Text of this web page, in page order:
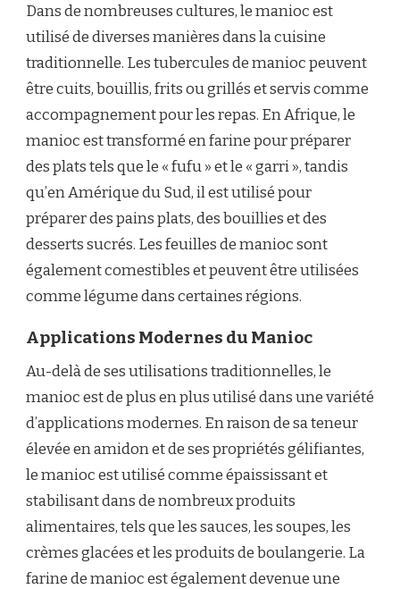
Dans de nombreuses cultures, le manioc est
utilisé de diverses manières dans la cuisine
traditionnelle. Les tubercules de manioc peuvent
être cuits, bouillis, frits ou grillés et servis comme
accompagnement pour les repas. En Afrique, le
manioc est transformé en farine pour préparer
des plats tels que le « fufu » et le « garri », tandis
qu’en Amérique du Sud, il est utilisé pour
préparer des pains plats, des bouillies et des
desserts sucrés. Les feuilles de manioc sont
également comestibles et peuvent être utilisées
comme légume dans certaines régions.
Applications Modernes du Manioc
Au-delà de ses utilisations traditionnelles, le
manioc est de plus en plus utilisé dans une variété
d’applications modernes. En raison de sa teneur
élevée en amidon et de ses propriétés gélifiantes,
le manioc est utilisé comme épaississant et
stabilisant dans de nombreux produits
alimentaires, tels que les sauces, les soupes, les
crèmes glacées et les produits de boulangerie. La
farine de manioc est également devenue une